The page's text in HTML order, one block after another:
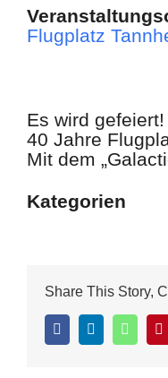
Flugplatz
Es wird gefeiert!
40 Jahre
Mit dem
Kategorien
Share This Story,
FacebookLinkedIn